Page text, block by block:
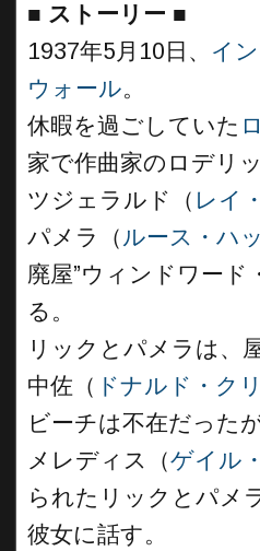
■ ストーリー ■
1937年5月10日、 イ
ウォール。
休暇を過ごしていた
家で作曲家のロデリ
ツジェラルド（ レイ
パメラ（ルース・ハ
廃屋”ウィンドワード
る。
リックとパメラは、
中佐（ ドナルド・ク
ビーチは不在だった
メレディス（ゲイル
られたリックとパメ
彼女に話す。